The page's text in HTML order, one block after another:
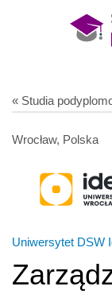
« Studia
Wrocław, Polska
Uniwersytet DSW